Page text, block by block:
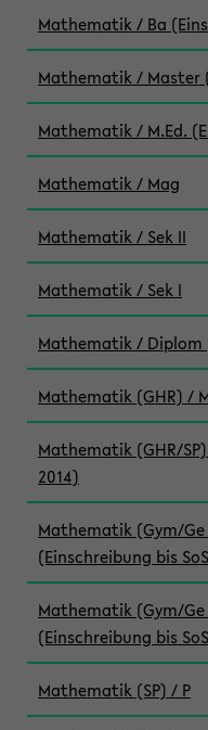
Mathematik / Ba
Mathematik / Master
Mathematik / M.Ed.
Mathematik / Mag
Mathematik / Sek II
Mathematik / Sek I
Mathematik / Diplom
Mathematik (GHR) /
Mathematik (GHR/
2014)
Mathematik (Gym/Ge
(Einschreibung bis
Mathematik (Gym/
(Einschreibung bis
Mathematik (SP) / P